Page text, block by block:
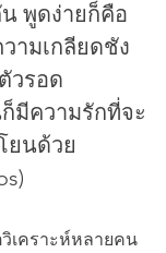
น พูดง่ายก็คือ
ามเกลียดชัง
วรอด
มีความรักที่จะ
ยนด้วย
เคราะห์หลายคน